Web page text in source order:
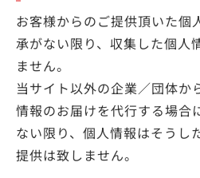
お客様からのご提供頂いた個
承がない限り、収集した個人
ません。
当サイト以外の企業／団体か
情報のお届けを代行する場合
ない限り、個人情報はそうし
提供は致しません。